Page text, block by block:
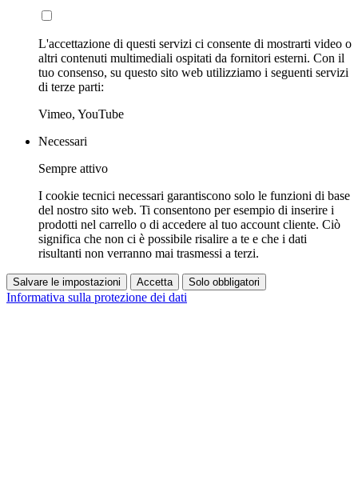
L'accettazione di questi servizi ci consente di mostrarti video o
altri contenuti multimediali ospitati da fornitori esterni. Con il
tuo consenso, su questo sito web utilizziamo i seguenti servizi
di terze parti:
Vimeo, YouTube
Necessari
Sempre attivo
I cookie tecnici necessari garantiscono solo le funzioni di base
del nostro sito web. Ti consentono per esempio di inserire i
prodotti nel carrello o di accedere al tuo account cliente. Ciò
significa che non ci è possibile risalire a te e che i dati
risultanti non verranno mai trasmessi a terzi.
Salvare le impostazioni Accetta Solo obbligatori
Informativa sulla protezione dei dati